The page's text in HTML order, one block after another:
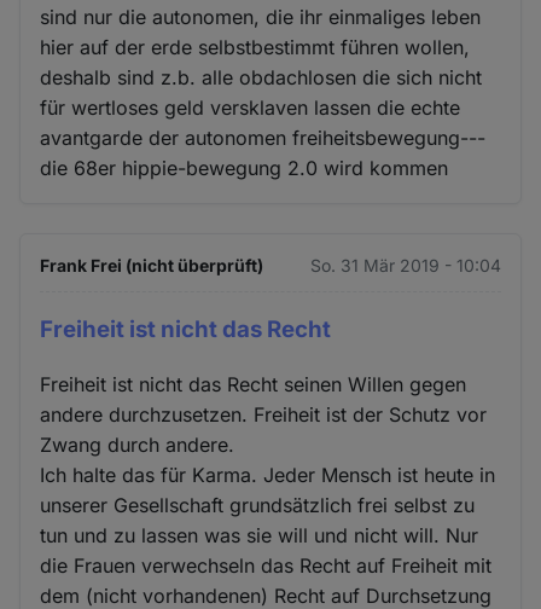
sind nur die autonomen, die ihr einmaliges leben
hier auf der erde selbstbestimmt führen wollen,
deshalb sind z.b. alle obdachlosen die sich nicht
für wertloses geld versklaven lassen die echte
avantgarde der autonomen freiheitsbewegung---
die 68er hippie-bewegung 2.0 wird kommen
Frank Frei (nicht überprüft) So. 31 Mär 2019 - 10:04
Freiheit ist nicht das Recht
Freiheit ist nicht das Recht seinen Willen gegen
andere durchzusetzen. Freiheit ist der Schutz vor
Zwang durch andere.
Ich halte das für Karma. Jeder Mensch ist heute in
unserer Gesellschaft grundsätzlich frei selbst zu
tun und zu lassen was sie will und nicht will. Nur
die Frauen verwechseln das Recht auf Freiheit mit
dem (nicht vorhandenen) Recht auf Durchsetzung